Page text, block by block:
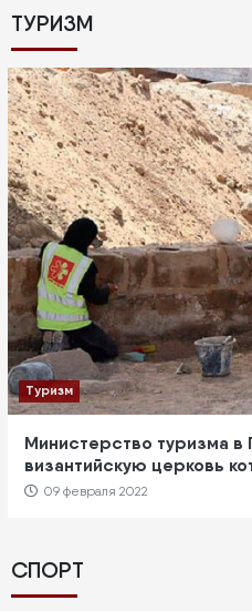
ТУРИЗМ
Туризм
Министерство туризма в
византийскую церковь
09 февраля 2022
СПОРТ